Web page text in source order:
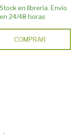
Stock en librería. Envío
en 24/48 horas
COMPRAR